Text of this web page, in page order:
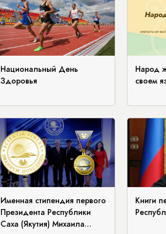
Национальный День
Здоровья
Народ
своем
Именная стипендия первого
Президента Республики
Саха (Якутия) Михаила
Книги